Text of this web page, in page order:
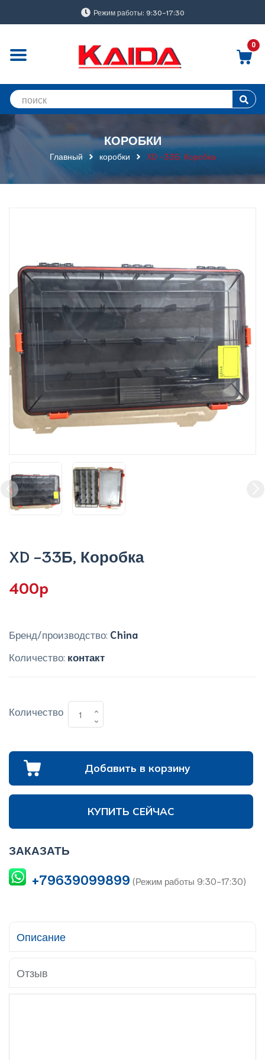
Режим работы: 9:30-17:30
0
КОРОБКИ
Главный коробки XD -33Б, Коробка
XD -33Б, Коробка
400p
Бренд/производство: China
Количество: контакт
Количество
Добавить в корзину
КУПИТЬ СЕЙЧАС
ЗАКАЗАТЬ
+79639099899 (Режим работы 9:30-17:30)
Описание
Отзыв